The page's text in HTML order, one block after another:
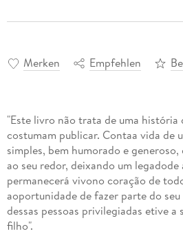
Merken Empfehlen
"Este livro não trata de uma história
costumam publicar. Contaa vida de
simples, bem humorado e generoso,
ao seu redor, deixando um
permanecerá vivono coração de
aoportunidade de fazer parte do
dessas pessoas privilegiadas etive a
filho".